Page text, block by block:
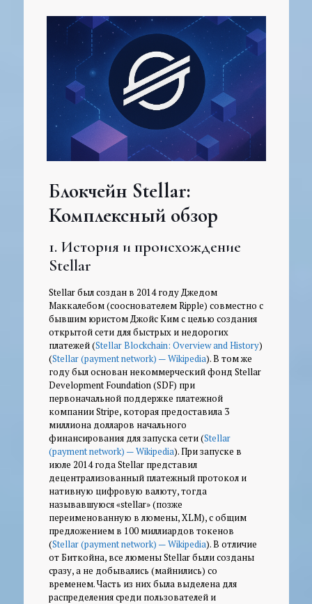
Блокчейн Stellar:
Комплексный обзор
1. История и происхождение
Stellar
Stellar был создан в 2014 году Джедом
Маккалебом (сооснователем Ripple) совместно с
бывшим юристом Джойс Ким с целью создания
открытой сети для быстрых и недорогих
платежей (Stellar Blockchain: Overview and History)
(Stellar (payment network) — Wikipedia). В том же
году был основан некоммерческий фонд Stellar
Development Foundation (SDF) при
первоначальной поддержке платежной
компании Stripe, которая предоставила 3
миллиона долларов начального
финансирования для запуска сети (Stellar
(payment network) — Wikipedia). При запуске в
июле 2014 года Stellar представил
децентрализованный платежный протокол и
нативную цифровую валюту, тогда
называвшуюся «stellar» (позже
переименованную в люмены, XLM), с общим
предложением в 100 миллиардов токенов
(Stellar (payment network) — Wikipedia). В отличие
от Биткойна, все люмены Stellar были созданы
сразу, а не добывались (майнились) со
временем. Часть из них была выделена для
распределения среди пользователей и